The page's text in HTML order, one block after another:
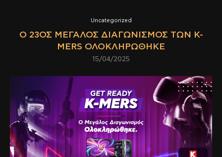
Uncategorized
Ο 23ΟΣ ΜΕΓΆΛΟΣ ΔΙΑΓΩΝΙΣΜΌΣ ΤΩΝ K-
MERS ΟΛΟΚΛΗΡΏΘΗΚΕ
15/04/2025